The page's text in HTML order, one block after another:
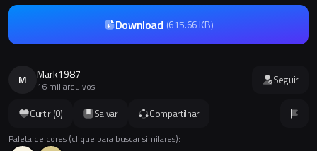
Curtir (0) Salvar Compartilhar
Paleta de cores (clique para buscar similares):
Download (615.66 KB)
M Mark1987
16 mil arquivos Seguir